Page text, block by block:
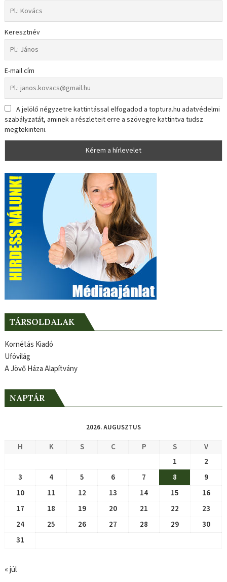
Keresztnév
E-mail cím
A jelölő négyzetre kattintással elfogadod a toptura.hu adatvédelmi
szabályzatát, aminek a részleteit erre a szövegre kattintva tudsz
megtekinteni.
TÁRSOLDALAK
Kornétás Kiadó
Ufóvilág
A Jövő Háza Alapítvány
NAPTÁR
2026. AUGUSZTUS
H K S C P S
V
1
2
3
4 5 6 7 8
9
10
11 12 13 14 15
16
17
18 19 20 21 22
23
24
25 26 27 28 29
30
31
« júl